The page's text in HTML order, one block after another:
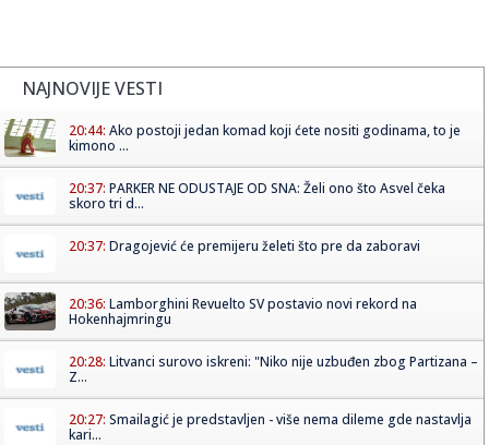
NAJNOVIJE VESTI
20:44: Ako postoji jedan komad koji ćete nositi godinama, to je
kimono ...
20:37: PARKER NE ODUSTAJE OD SNA: Želi ono što Asvel čeka
skoro tri d...
20:37: Dragojević će premijeru želeti što pre da zaboravi
20:36: Lamborghini Revuelto SV postavio novi rekord na
Hokenhajmringu
20:28: Litvanci surovo iskreni: "Niko nije uzbuđen zbog Partizana –
Z...
20:27: Smailagić je predstavljen - više nema dileme gde nastavlja
kari...